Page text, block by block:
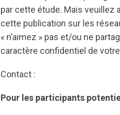
par cette étude. Mais veuillez
cette publication sur les
« n’aimez » pas et/ou ne
caractère confidentiel de
Contact :
Pour les participants